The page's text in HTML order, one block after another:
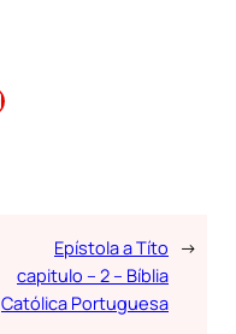
Epístola a Títo
capitulo – 2 – Bíblia
Católica Portuguesa
→